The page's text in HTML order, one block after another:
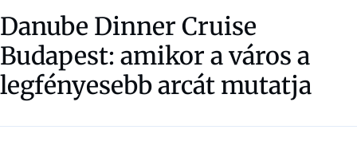
Danube Dinner Cruise
Budapest: amikor a város a
legfényesebb arcát mutatja